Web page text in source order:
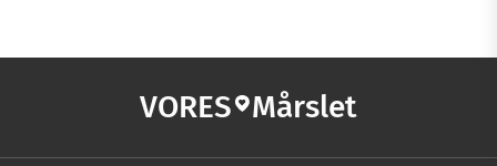
VORES Mårslet